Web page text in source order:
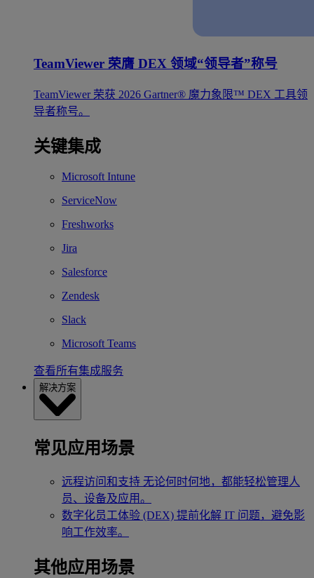
TeamViewer 荣膺 DEX 领域“领导者”称号
TeamViewer 荣获 2026 Gartner® 魔力象限™ DEX 工具领
导者称号。
关键集成
Microsoft Intune
ServiceNow
Freshworks
Jira
Salesforce
Zendesk
Slack
Microsoft Teams
查看所有集成服务
解决方案
常见应用场景
远程访问和支持 无论何时何地，都能轻松管理人
员、设备及应用。
数字化员工体验 (DEX) 提前化解 IT 问题，避免影
响工作效率。
其他应用场景